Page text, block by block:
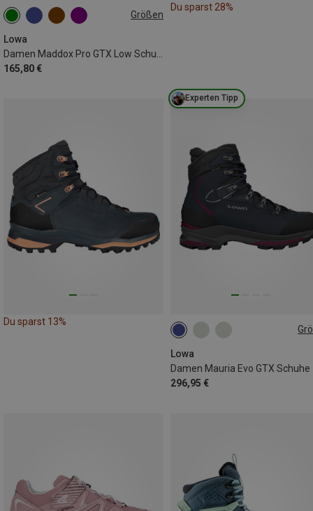
Größen
Lowa
165,80 €
Du sparst 28%
Du sparst 13%
Experten Tipp
Lowa
Damen Mauria Evo GTX Schuhe
296,95 €
37 37.5